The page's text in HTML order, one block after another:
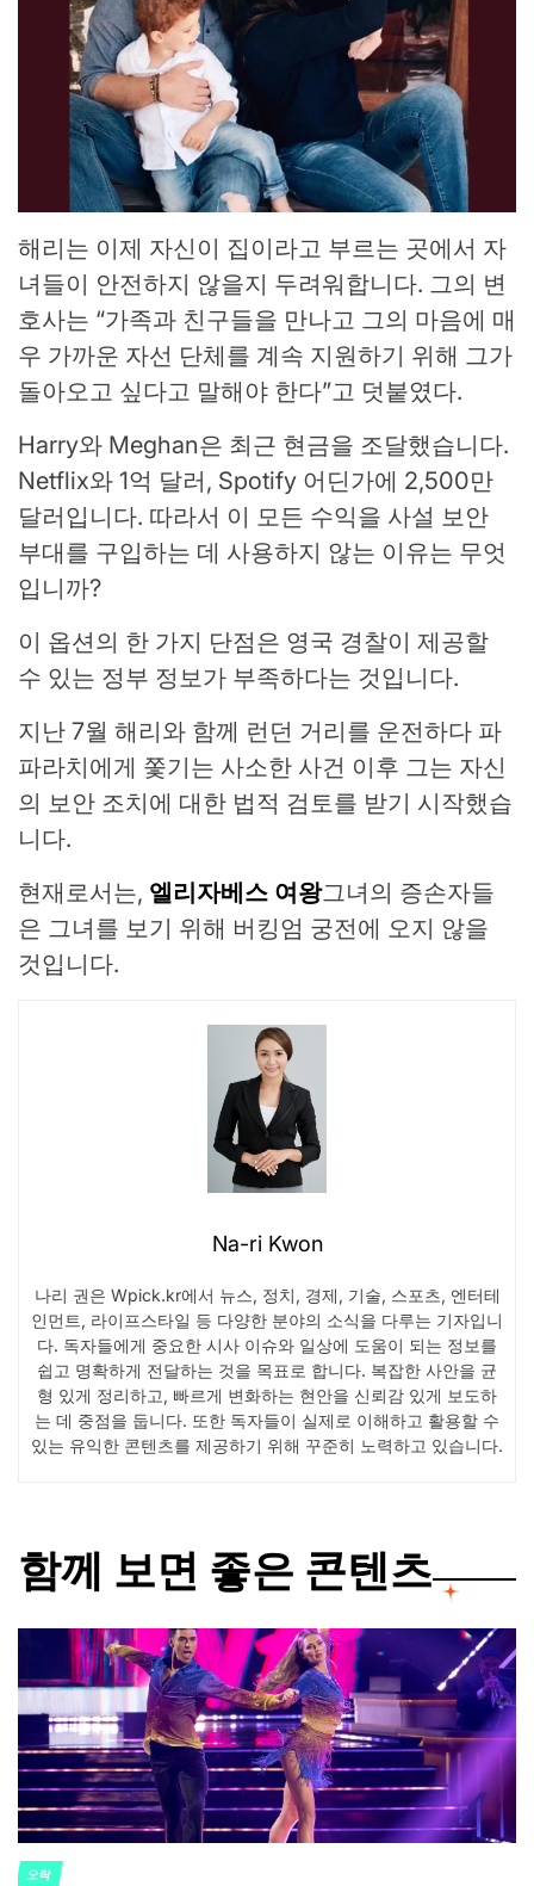
해리는 이제 자신이 집이라고 부르는 곳에서 자
녀들이 안전하지 않을지 두려워합니다. 그의 변
호사는 “가족과 친구들을 만나고 그의 마음에 매
우 가까운 자선 단체를 계속 지원하기 위해 그가
돌아오고 싶다고 말해야 한다”고 덧붙였다.
Harry와 Meghan은 최근 현금을 조달했습니다.
Netflix와 1억 달러, Spotify 어딘가에 2,500만
달러입니다. 따라서 이 모든 수익을 사설 보안
부대를 구입하는 데 사용하지 않는 이유는 무엇
입니까?
이 옵션의 한 가지 단점은 영국 경찰이 제공할
수 있는 정부 정보가 부족하다는 것입니다.
지난 7월 해리와 함께 런던 거리를 운전하다 파
파라치에게 쫓기는 사소한 사건 이후 그는 자신
의 보안 조치에 대한 법적 검토를 받기 시작했습
니다.
현재로서는, 엘리자베스 여왕그녀의 증손자들
은 그녀를 보기 위해 버킹엄 궁전에 오지 않을
것입니다.
Na-ri Kwon
나리 권은 Wpick.kr에서 뉴스, 정치, 경제, 기술, 스포츠, 엔터테
인먼트, 라이프스타일 등 다양한 분야의 소식을 다루는 기자입니
다. 독자들에게 중요한 시사 이슈와 일상에 도움이 되는 정보를
쉽고 명확하게 전달하는 것을 목표로 합니다. 복잡한 사안을 균
형 있게 정리하고, 빠르게 변화하는 현안을 신뢰감 있게 보도하
는 데 중점을 둡니다. 또한 독자들이 실제로 이해하고 활용할 수
있는 유익한 콘텐츠를 제공하기 위해 꾸준히 노력하고 있습니다.
함께 보면 좋은 콘텐츠
오락